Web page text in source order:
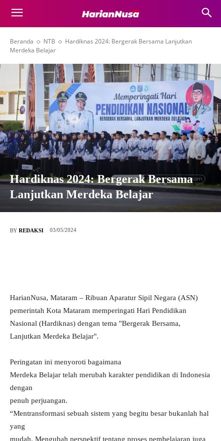
Beranda NTB
Hardiknas 2024: Bergerak Bersama Lanjutkan
Merdeka Belajar
Hardiknas 2024: Bergerak Bersama
Lanjutkan Merdeka Belajar
BY REDAKSI 03/05/2024
HarianNusa, Mataram – Ribuan Aparatur Sipil Negara (ASN)
pemerintah Kota Mataram memperingati Hari Pendidikan
Nasional (Hardiknas) dengan tema "Bergerak Bersama,
Lanjutkan Merdeka Belajar".
Peringatan ini menyoroti bagaimana
Merdeka Belajar telah merubah karakter pendidikan di Indonesia
dengan
penuh perjuangan.
“Mentransformasi sebuah sistem yang begitu besar bukanlah hal
yang
mudah. Mengubah perspektif tentang proses pembelajaran juga